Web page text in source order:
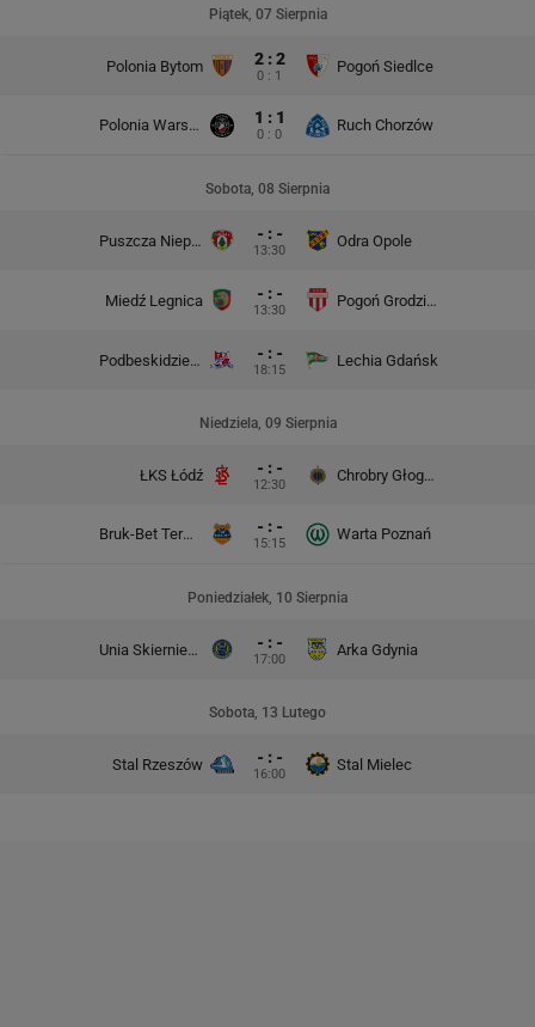
Piątek, 07 Sierpnia
Polonia Bytom 2 : 2
0 : 1
Pogoń Siedlce
Polonia Warszawa 1 : 1
0 : 0
Ruch Chorzów
Sobota, 08 Sierpnia
Puszcza Niepołomice - : -
13:30
Odra Opole
Miedź Legnica - : -
13:30
Pogoń Grodzisk Mazowiecki
Podbeskidzie Bielsko-Biała - : -
18:15
Lechia Gdańsk
Niedziela, 09 Sierpnia
ŁKS Łódź - : -
12:30
Chrobry Głogów
Bruk-Bet Termalica Nieciecza - : -
15:15
Warta Poznań
Poniedziałek, 10 Sierpnia
Unia Skierniewice - : -
17:00
Arka Gdynia
Sobota, 13 Lutego
Stal Rzeszów - : -
16:00
Stal Mielec